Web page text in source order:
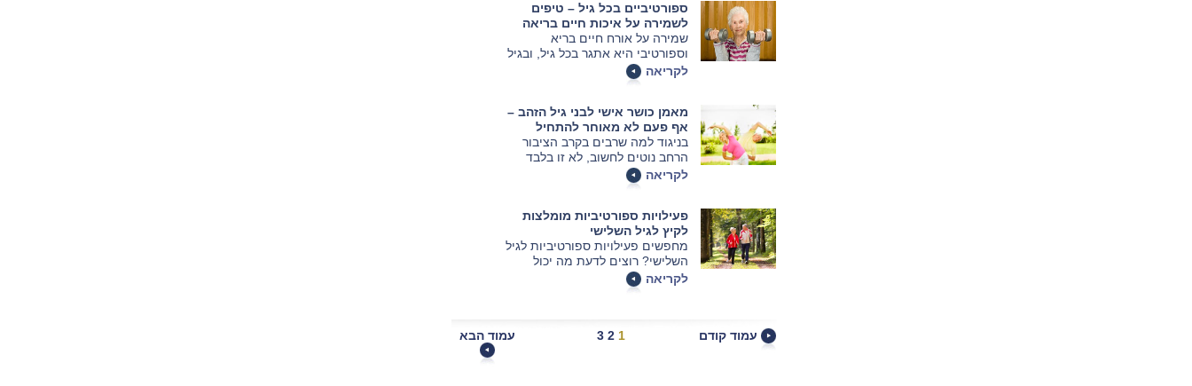
לשמור על סרגל מאמצים ולהבטיח
ביצועים גבוהים
ספורטיביים בכל גיל – טיפים
לשמירה על איכות חיים בריאה
שמירה על אורח חיים בריא
וספורטיבי היא אתגר בכל גיל, ובגיל
הזהב על אחת כמה וכמה. עם זאת,
לא רק שלא מדובר במשימה בלתי
וחשובה.
לקריאה
מאמן כושר אישי לבני גיל הזהב –
אף פעם לא מאוחר להתחיל
בניגוד למה שרבים בקרב הציבור
הרחב נוטים לחשוב, לא זו בלבד
שגיל הזהב אינו מהווה תירוץ להזניח
את הכושר הגופני, אלא שהכניסה
להתחיל לעסוק בכושר גופני, גם אם
לפני כן המתאמן מעולם לא התנסה
בתחום.
לקריאה
פעילויות ספורטיביות מומלצות
לקיץ לגיל השלישי
מחפשים פעילויות ספורטיביות לגיל
השלישי? רוצים לדעת מה יכול
להתאים להם ולפי מה כדאי
להחליט? כנסו לכתבה ותוכלו לראות
לקריאה
עמוד קודם 1
2
3 עמוד הבא